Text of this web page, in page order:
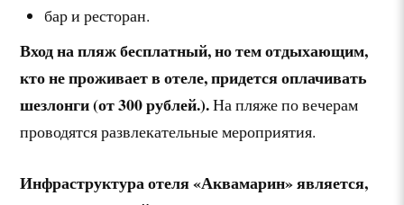
бар и ресторан.
Вход на пляж бесплатный, но тем отдыхающим,
кто не проживает в отеле, придется оплачивать
шезлонги (от 300 рублей.).На пляже по вечерам
проводятся развлекательные мероприятия.
Инфраструктура отеля «Аквамарин» является,